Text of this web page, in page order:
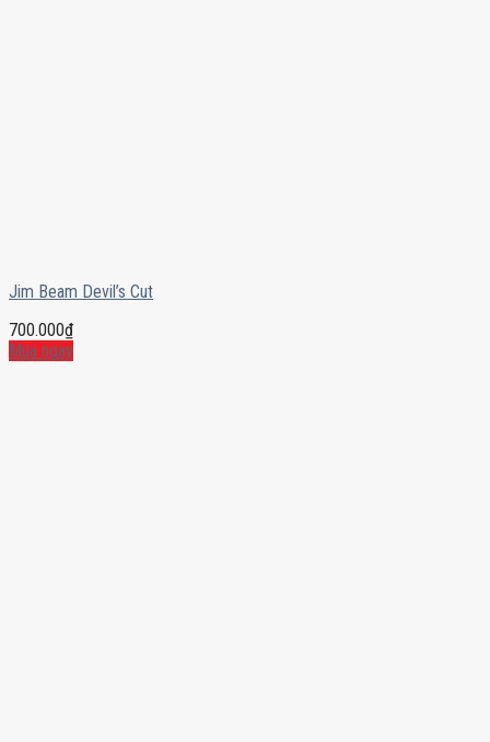
Jim Beam Devil’s Cut
700.000₫
Mua ngay